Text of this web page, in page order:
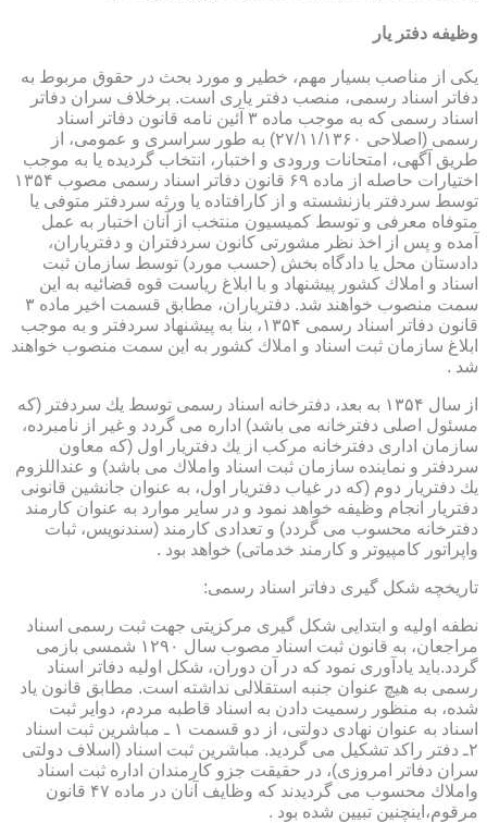
وظیفه دفتر یار
یكی از مناصب بسیار مهم، خطیر و مورد بحث در حقوق مربوط به
دفاتر اسناد رسمی، منصب دفتر یاری است. برخلاف سران دفاتر
اسناد رسمی كه به موجب ماده ۳ آئین نامه قانون دفاتر اسناد
رسمی (اصلاحی ۲۷/۱۱/۱۳۶۰) به طور سراسری و عمومی، از
طریق آگهی، امتحانات ورودی و اختبار، انتخاب گردیده یا به موجب
اختیارات حاصله از ماده ۶۹ قانون دفاتر اسناد رسمی مصوب ۱۳۵۴
توسط سردفتر بازنشسته و از كارافتاده یا ورثه سردفتر متوفی یا
متوفاه معرفی و توسط كمیسیون منتخب از آنان اختبار به عمل
آمده و پس از اخذ نظر مشورتی كانون سردفتران و دفتریاران،
دادستان محل یا دادگاه بخش (حسب مورد) توسط سازمان ثبت
اسناد و املاك كشور پیشنهاد و با ابلاغ ریاست قوه قضائیه به این
سمت منصوب خواهند شد. دفتریاران، مطابق قسمت اخیر ماده ۳
قانون دفاتر اسناد رسمی ۱۳۵۴، بنا به پیشنهاد سردفتر و به موجب
ابلاغ سازمان ثبت اسناد و املاك كشور به این سمت منصوب خواهند
شد .
از سال ۱۳۵۴ به بعد، دفترخانه اسناد رسمی توسط یك سردفتر (كه
مسئول اصلی دفترخانه می باشد) اداره می گردد و غیر از نامبرده،
سازمان اداری دفترخانه مركب از یك دفتریار اول (كه معاون
سردفتر و نماینده سازمان ثبت اسناد واملاك می باشد) و عنداللزوم
یك دفتریار دوم (كه در غیاب دفتریار اول، به عنوان جانشین قانونی
دفتریار انجام وظیفه خواهد نمود و در سایر موارد به عنوان كارمند
دفترخانه محسوب می گردد) و تعدادی كارمند (سندنویس، ثبات
واپراتور كامپیوتر و كارمند خدماتی) خواهد بود .
تاریخچه شكل گیری دفاتر اسناد رسمی:
نطفه اولیه و ابتدایی شكل گیری مركزیتی جهت ثبت رسمی اسناد
مراجعان، به قانون ثبت اسناد مصوب سال ۱۲۹۰ شمسی بازمی
گردد.باید یادآوری نمود كه در آن دوران، شكل اولیه دفاتر اسناد
رسمی به هیچ عنوان جنبه استقلالی نداشته است. مطابق قانون یاد
شده، به منظور رسمیت دادن به اسناد قاطبه مردم، دوایر ثبت
اسناد به عنوان نهادی دولتی، از دو قسمت ۱ ـ مباشرین ثبت اسناد
۲ـ دفتر راكد تشكیل می گردید. مباشرین ثبت اسناد (اسلاف دولتی
سران دفاتر امروزی)، در حقیقت جزو كارمندان اداره ثبت اسناد
واملاك محسوب می گردیدند كه وظایف آنان در ماده ۴۷ قانون
مرقوم،اینچنین تبیین شده بود .